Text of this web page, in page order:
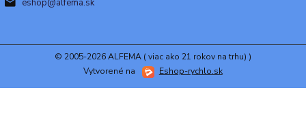
eshop@alfema.sk
© 2005-2026 ALFEMA ( viac ako 21 rokov na trhu) )
Vytvorené na
Eshop-rychlo.sk